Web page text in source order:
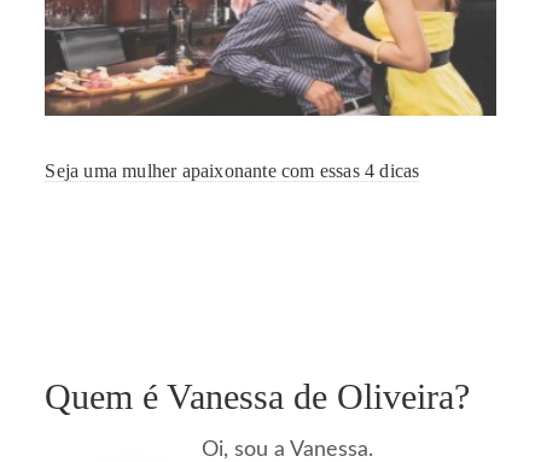
Seja uma mulher apaixonante com essas 4 dicas
Quem é Vanessa de Oliveira?
Oi, sou a Vanessa.